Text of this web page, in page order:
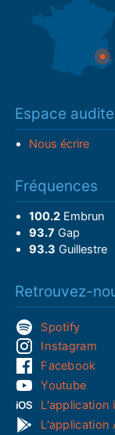
Espace
Nous écrire
Fréquences
100.2Embrun
93.7 Gap
93.3 Guillestre
Retrouvez-
Spotify
Instagram
Facebook
Youtube
L'application
L'application